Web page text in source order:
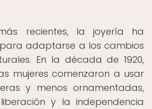
recientes, la joyería ha
adaptarse a los cambios
En la década de 1920,
mujeres comenzaron a usar
y menos ornamentadas,
y la independencia